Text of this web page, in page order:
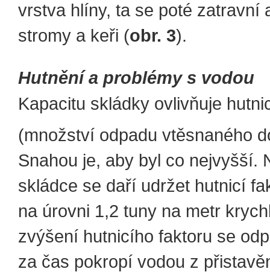
vrstva hlíny, ta se poté zatravní
stromy a keři (obr. 3).
Hutnění a problémy s vodou
Kapacitu skládky ovlivňuje
(množství odpadu vtěsnaného
Snahou je, aby byl co nejvyšší.
skládce se daří udržet hutnicí
na úrovni 1,2 tuny na metr
zvýšení hutnicího faktoru se
za čas pokropí vodou z